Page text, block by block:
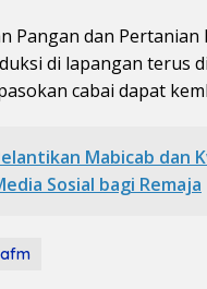
Pangan dan
di lapangan terus
cabai dapat
Mabicab dan
Sosial bagi Remaja